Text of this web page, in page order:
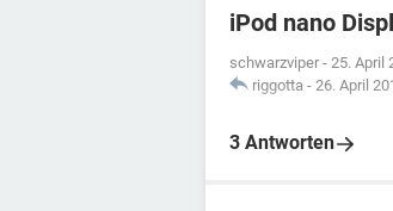
iPod nano
schwarzviper - 25. April
riggotta - 26. April
3 Antworten